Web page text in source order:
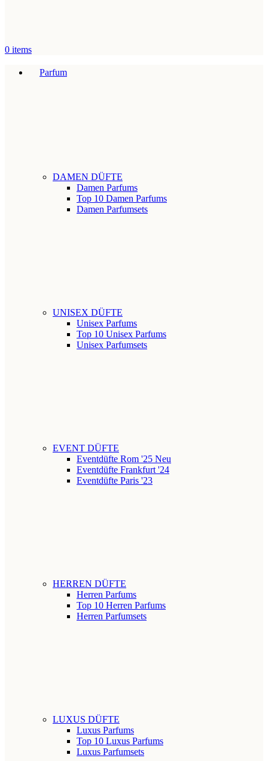
0 items
Parfum
DAMEN DÜFTE
Damen Parfums
Top 10 Damen Parfums
Damen Parfumsets
UNISEX DÜFTE
Unisex Parfums
Top 10 Unisex Parfums
Unisex Parfumsets
EVENT DÜFTE
Eventdüfte Rom '25 Neu
Eventdüfte Frankfurt '24
Eventdüfte Paris '23
HERREN DÜFTE
Herren Parfums
Top 10 Herren Parfums
Herren Parfumsets
LUXUS DÜFTE
Luxus Parfums
Top 10 Luxus Parfums
Luxus Parfumsets